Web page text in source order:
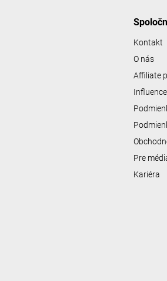
Kontakt
O nás
Affiliate
Pre
Kariéra